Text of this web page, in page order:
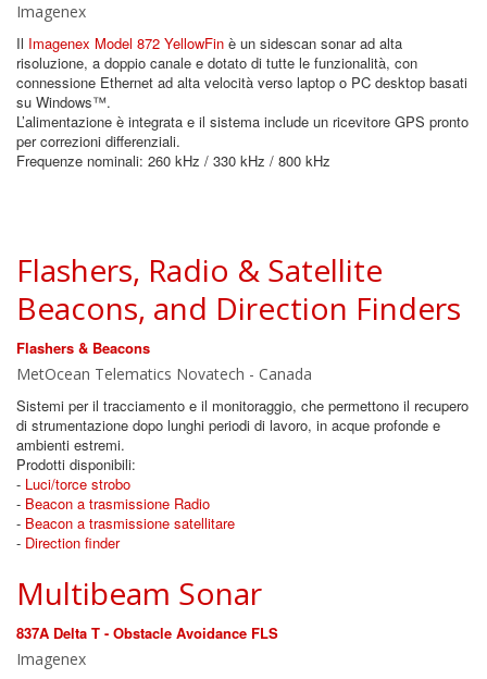
Imagenex
Il Imagenex Model 872 YellowFin è un sidescan sonar ad alta
risoluzione, a doppio canale e dotato di tutte le funzionalità, con
connessione Ethernet ad alta velocità verso laptop o PC desktop basati
su Windows™.
L’alimentazione è integrata e il sistema include un ricevitore GPS pronto
per correzioni differenziali.
Frequenze nominali: 260 kHz / 330 kHz / 800 kHz
Flashers, Radio & Satellite
Beacons, and Direction Finders
Flashers & Beacons
MetOcean Telematics Novatech - Canada
Sistemi per il tracciamento e il monitoraggio, che permettono il recupero
di strumentazione dopo lunghi periodi di lavoro, in acque profonde e
ambienti estremi.
Prodotti disponibili:
- Luci/torce strobo
- Beacon a trasmissione Radio
- Beacon a trasmissione satellitare
- Direction finder
Multibeam Sonar
837A Delta T - Obstacle Avoidance FLS
Imagenex